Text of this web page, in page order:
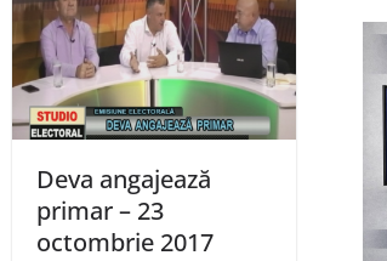
Deva angajează
primar – 23
octombrie 2017